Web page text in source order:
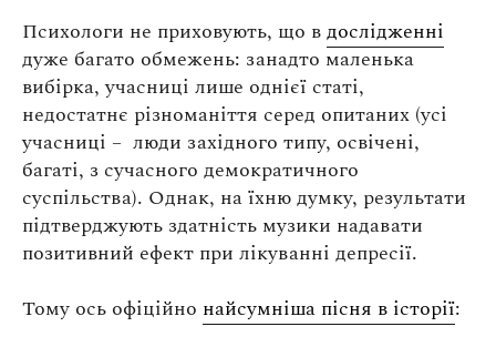
Психологи не приховують, що вдослідженні
дуже багато обмежень: занадто маленька
вибірка, учасниці лише однієї статі,
недостатнє різноманіття серед опитаних (усі
учасниці – люди західного типу, освічені,
багаті, з сучасного демократичного
суспільства). Однак, на їхню думку, результати
підтверджують здатність музики надавати
позитивний ефект при лікуванні депресії.
Тому ось офіційно найсумніша пісня в історії: